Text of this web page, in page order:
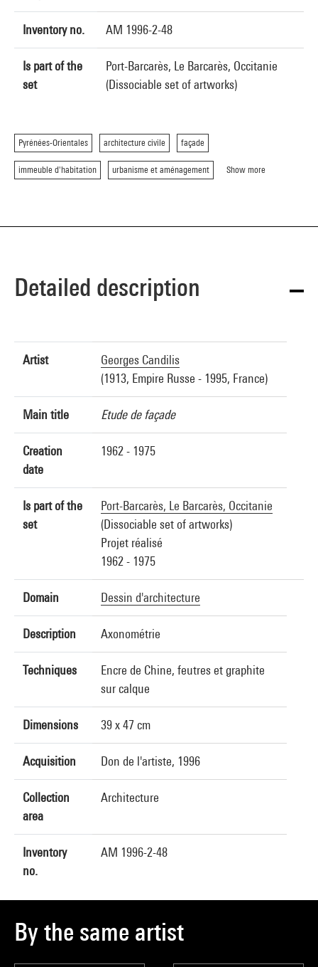
Inventory no. AM 1996-2-48
Is part of the
set
Port-Barcarès, Le Barcarès, Occitanie
(Dissociable set of artworks)
Pyrénées-Orientales architecture civile façade
immeuble d'habitation urbanisme et aménagement Show more
Detailed description
Artist
Georges Candilis
(1913, Empire Russe - 1995, France)
Main title Etude de façade
Creation
date
1962 - 1975
Is part of the
set
Port-Barcarès, Le Barcarès, Occitanie
(Dissociable set of artworks)
Projet réalisé
1962 - 1975
Domain Dessin d'architecture
Description Axonométrie
Techniques
Encre de Chine, feutres et graphite
sur calque
Dimensions 39 x 47 cm
Acquisition Don de l'artiste, 1996
Collection
area
Architecture
Inventory
no.
AM 1996-2-48
By the same artist